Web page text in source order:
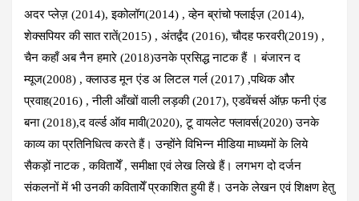
अदर प्लेज़ (2014), इकोलॉग(2014) , व्हेन ब्रांचो फ्लाईज़ (2014),
शेक्सपियर की सात रातें(2015) , अंतर्द्वंद (2016), चौदह फरवरी(2019) ,
चैन कहाँ अब नैन हमारे (2018)उनके प्रसिद्ध नाटक हैं । बंजारन द
म्यूज(2008) , क्लाउड मून एंड अ लिटल गर्ल (2017) ,पथिक और
प्रवाह(2016) , नीली आँखों वाली लड़की (2017), एडवेंचर्स ऑफ़ फनी एंड
बना (2018),द वर्ल्ड ऑव मावी(2020), टू वायलेट फ्लावर्स(2020) उनके
काव्य का प्रतिनिधित्व करते हैं। उन्होंने विभिन्न मीडिया माध्यमों के लिये
सैकड़ों नाटक , कवितायेँ , समीक्षा एवं लेख लिखे हैं। लगभग दो दर्जन
संकलनों में भी उनकी कवितायेँ प्रकाशित हुयी हैं। उनके लेखन एवं शिक्षण हेतु